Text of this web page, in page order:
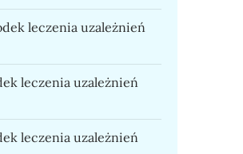
leczenia uzależnień
leczenia uzależnień
leczenia uzależnień